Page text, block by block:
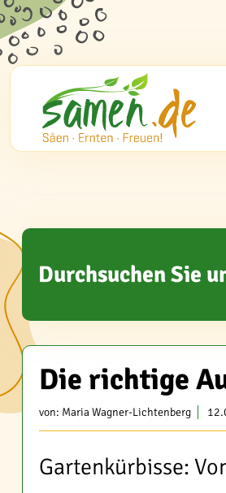
Durchsuchen Sie
Die richtige
von: Maria Wagner-Lichtenberg
Gartenkürbisse: